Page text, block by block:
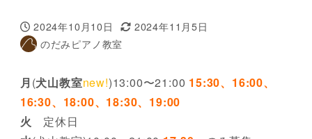
投稿日
2024年10月10日
更新日
2024年11月5日
著
のだみピアノ教室
月 (犬山教室new!)13:00〜21:00 15:30、16:00、
16:30、18:00、18:30、19:00
火 定休日